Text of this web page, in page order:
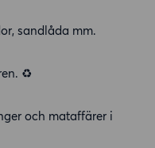
sandlåda mm.
♻️
och mataffärer i